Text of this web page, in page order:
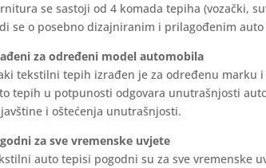
se sastoji od 4 komada tepiha (vozački,
se o posebno dizajniranim i prilagođenim
za određeni model automobila
tekstilni tepih izrađen je za određenu marku
tepih u potpunosti odgovara unutrašnjosti
i oštećenja unutrašnjosti.
za sve vremenske uvjete
auto tepisi pogodni su za sve vremenske